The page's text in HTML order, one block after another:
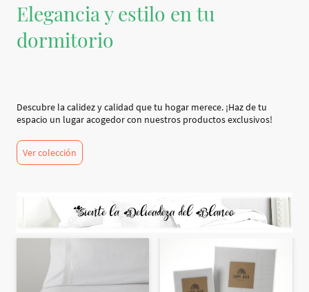
Elegancia y estilo en tu
dormitorio
Descubre la calidez y calidad que tu hogar merece. ¡Haz de tu
espacio un lugar acogedor con nuestros productos exclusivos!
Ver colección